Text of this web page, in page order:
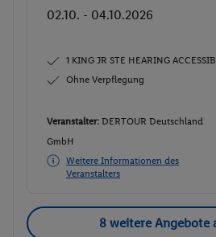
02.10. - 04.10.2026
1 KING JR STE HEARING
Ohne Verpflegung
Veranstalter: DERTOUR Deutschland
GmbH
Weitere Informationen des
Veranstalters
8 weitere Angebote